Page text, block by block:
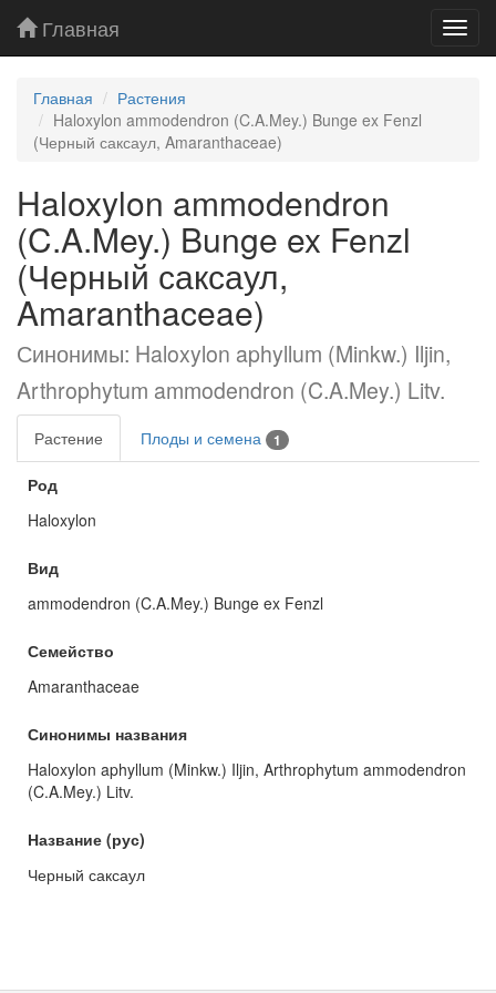
Главная
Главная
Растения
Haloxylon ammodendron (C.A.Mey.) Bunge ex Fenzl
(Черный саксаул, Amaranthaceae)
Haloxylon ammodendron
(C.A.Mey.) Bunge ex Fenzl
(Черный саксаул,
Amaranthaceae)
Синонимы: Haloxylon aphyllum (Minkw.) Iljin,
Arthrophytum ammodendron (C.A.Mey.) Litv.
Растение Плоды и семена 1
Род
Haloxylon
Вид
ammodendron (C.A.Mey.) Bunge ex Fenzl
Семейство
Amaranthaceae
Синонимы названия
Haloxylon aphyllum (Minkw.) Iljin, Arthrophytum ammodendron
(C.A.Mey.) Litv.
Название (рус)
Черный саксаул